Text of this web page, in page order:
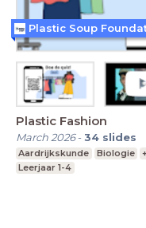
Plastic Fashion
March 2026-34 slides
Aardrijkskunde Biologie
Leerjaar 1-4
Plastic Soup